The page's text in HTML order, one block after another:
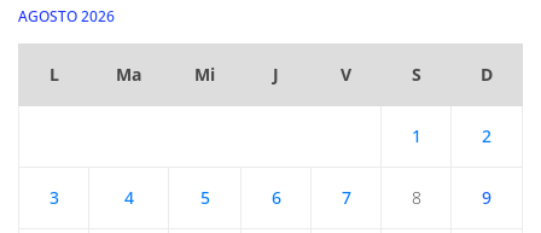
AGOSTO 2026
L Ma Mi J V S D
1 2
3 4 5 6 7 8 9